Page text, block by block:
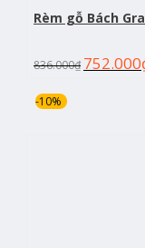
Rèm gỗ Bách
836.000₫ 752.000
-10%